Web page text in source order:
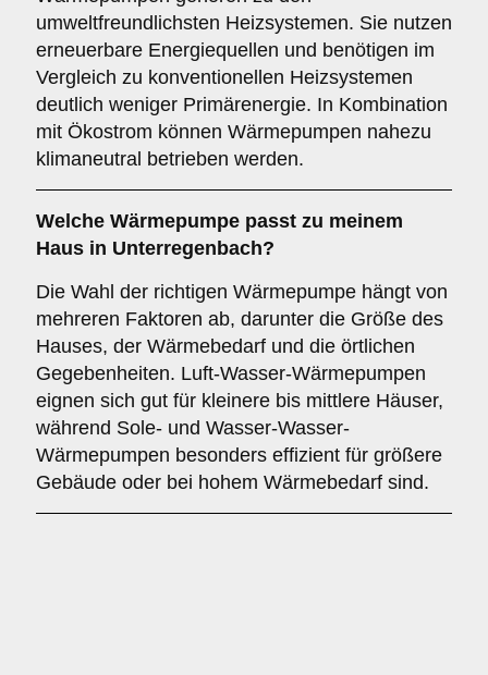
umweltfreundlichsten Heizsystemen. Sie nutzen
erneuerbare Energiequellen und benötigen im
Vergleich zu konventionellen Heizsystemen
deutlich weniger Primärenergie. In Kombination
mit Ökostrom können Wärmepumpen nahezu
klimaneutral betrieben werden.
Welche Wärmepumpe passt zu meinem
Haus in Unterregenbach?
Die Wahl der richtigen Wärmepumpe hängt von
mehreren Faktoren ab, darunter die Größe des
Hauses, der Wärmebedarf und die örtlichen
Gegebenheiten. Luft-Wasser-Wärmepumpen
eignen sich gut für kleinere bis mittlere Häuser,
während Sole- und Wasser-Wasser-
Wärmepumpen besonders effizient für größere
Gebäude oder bei hohem Wärmebedarf sind.